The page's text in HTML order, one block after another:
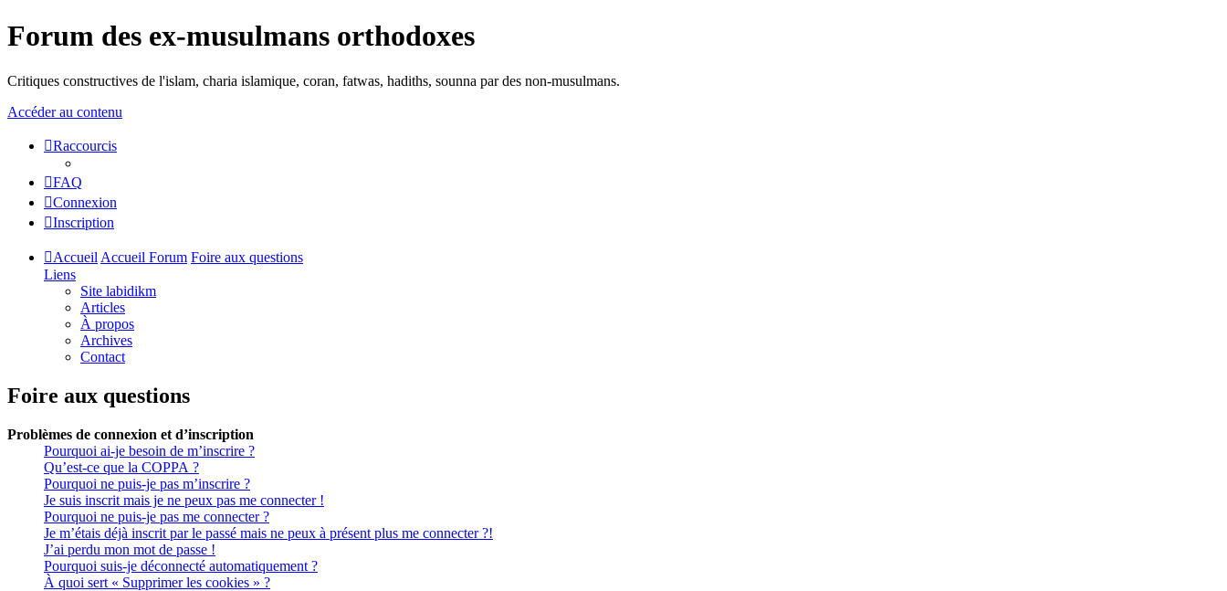
Forum des ex-musulmans orthodoxes
Critiques constructives de l'islam, charia islamique, coran, fatwas, hadiths, sounna par des non-musulmans.
Accéder au contenu
Raccourcis
FAQ
Connexion
Inscription
Accueil Accueil Forum Foire aux questions
Liens
Site labidikm
Articles
À propos
Archives
Contact
Foire aux questions
Problèmes de connexion et d’inscription
Pourquoi ai-je besoin de m’inscrire ?
Qu’est-ce que la COPPA ?
Pourquoi ne puis-je pas m’inscrire ?
Je suis inscrit mais je ne peux pas me connecter !
Pourquoi ne puis-je pas me connecter ?
Je m’étais déjà inscrit par le passé mais ne peux à présent plus me connecter ?!
J’ai perdu mon mot de passe !
Pourquoi suis-je déconnecté automatiquement ?
À quoi sert « Supprimer les cookies » ?